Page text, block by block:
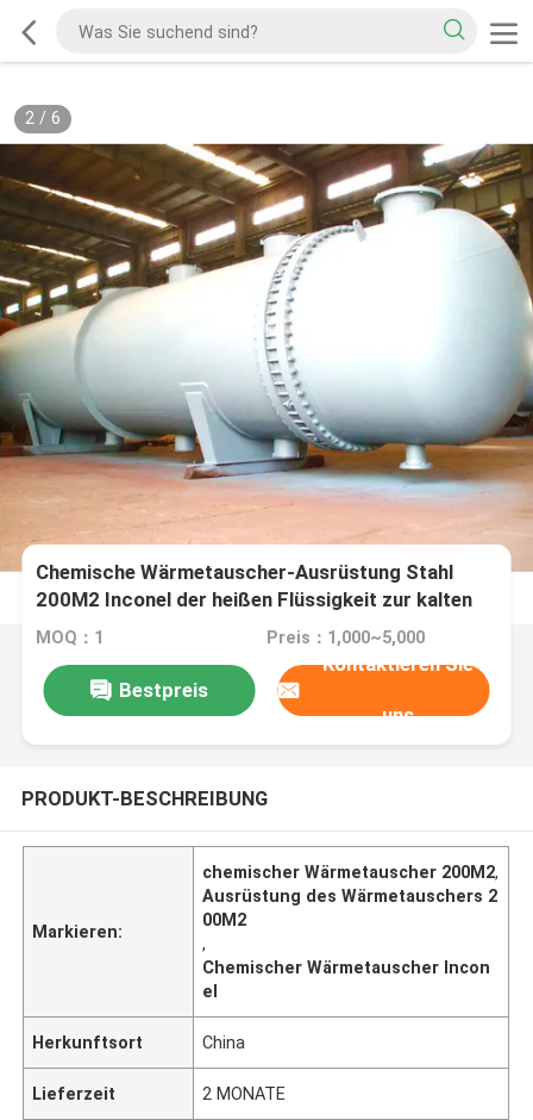
2/ 6
Chemische Wärmetauscher-Ausrüstung Stahl
200M2 Inconel der heißen Flüssigkeit zur kalten
Flüssigkeit
MOQ：1 Preis：1,000~5,000
Bestpreis
Kontaktieren Sie
uns
PRODUKT-BESCHREIBUNG
Markieren:
chemischer Wärmetauscher 200M2,
Ausrüstung des Wärmetauschers 2
00M2
,
Chemischer Wärmetauscher Incon
el
Herkunftsort China
Lieferzeit 2 MONATE